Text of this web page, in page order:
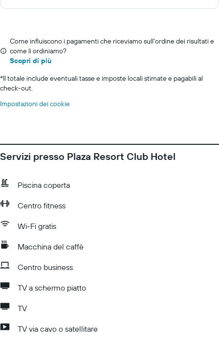
Come influiscono i pagamenti che riceviamo sull'ordine dei risultati e
come li ordiniamo?
Scopri di più
*Il totale include eventuali tasse e imposte locali stimate e pagabili al
check-out.
Impostazioni dei cookie
Servizi presso Plaza Resort Club Hotel
Piscina coperta
Centro fitness
Wi-Fi gratis
Macchina del caffè
Centro business
TV a schermo piatto
TV
TV via cavo o satellitare